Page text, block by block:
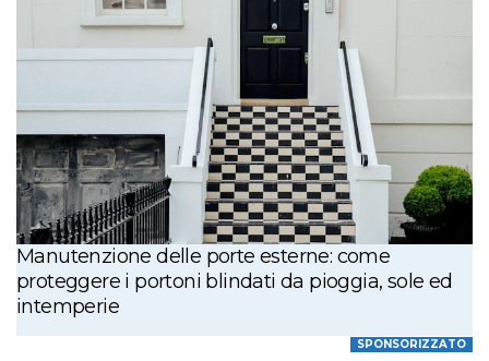
Manutenzione delle porte esterne: come
proteggere i portoni blindati da pioggia, sole ed
intemperie
SPONSORIZZATO